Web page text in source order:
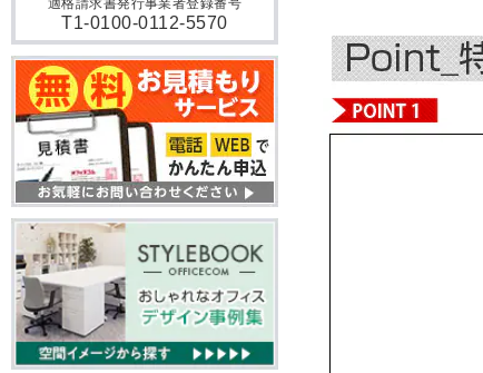
適格請求書発行事業者登録番号
T1-0100-0112-5570